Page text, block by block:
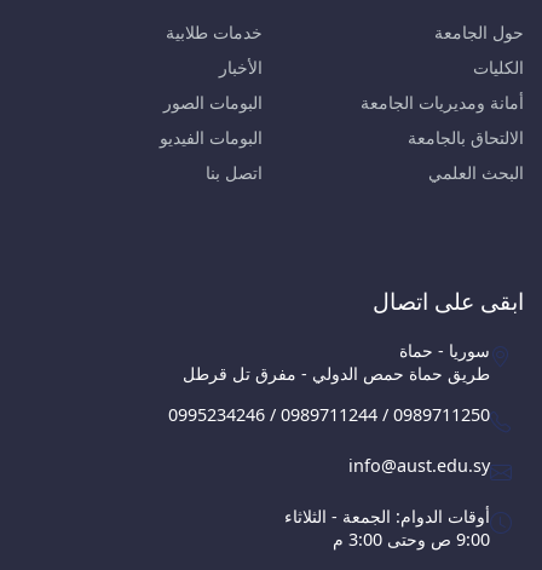
حول الجامعة
الكليات
أمانة ومديريات الجامعة
الالتحاق بالجامعة
البحث العلمي
خدمات طلابية
الأخبار
البومات الصور
البومات الفيديو
اتصل بنا
ابقى على اتصال
سوريا - حماة
طريق حماة حمص الدولي - مفرق تل قرطل
0995234246 / 0989711244 / 0989711250
info@aust.edu.sy
أوقات الدوام: الجمعة - الثلاثاء
9:00 ص وحتى 3:00 م